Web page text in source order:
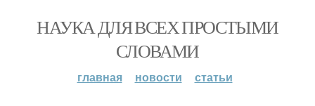
НАУКА ДЛЯ ВСЕХ ПРОСТЫМИ
СЛОВАМИ
главная новости статьи